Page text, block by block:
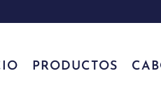
PRODUCTOS